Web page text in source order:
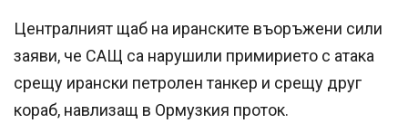
Централният щаб на иранските въоръжени сили
заяви, че САЩ са нарушили примирието с атака
срещу ирански петролен танкер и срещу друг
кораб, навлизащ в Ормузкия проток.